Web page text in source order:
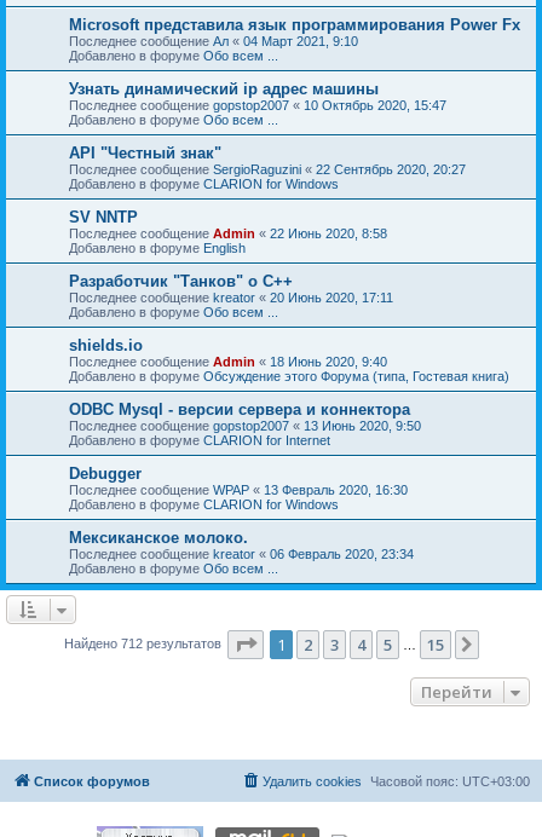
Microsoft представила язык программирования Power Fx
Последнее сообщение Ал « 04 Март 2021, 9:10
Добавлено в форуме Обо всем ...
Узнать динамический ip адрес машины
Последнее сообщение gopstop2007 « 10 Октябрь 2020, 15:47
Добавлено в форуме Обо всем ...
API "Честный знак"
Последнее сообщение SergioRaguzini « 22 Сентябрь 2020, 20:27
Добавлено в форуме CLARION for Windows
SV NNTP
Последнее сообщение Admin « 22 Июнь 2020, 8:58
Добавлено в форуме English
Разработчик "Танков" о C++
Последнее сообщение kreator « 20 Июнь 2020, 17:11
Добавлено в форуме Обо всем ...
shields.io
Последнее сообщение Admin « 18 Июнь 2020, 9:40
Добавлено в форуме Обсуждение этого Форума (типа, Гостевая книга)
ODBC Mysql - версии сервера и коннектора
Последнее сообщение gopstop2007 « 13 Июнь 2020, 9:50
Добавлено в форуме CLARION for Internet
Debugger
Последнее сообщение WPAP « 13 Февраль 2020, 16:30
Добавлено в форуме CLARION for Windows
Мексиканское молоко.
Последнее сообщение kreator « 06 Февраль 2020, 23:34
Добавлено в форуме Обо всем ...
Найдено 712 результатов Страница из 15
1 2 3 4 5 15
Перейти
Список форумов Часовой пояс: UTC+03:00
Удалить cookies